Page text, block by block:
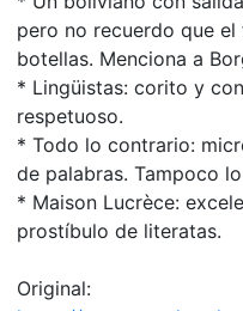
pero no recuerdo que
botellas. Menciona a
* Lingüistas: corito y
respetuoso.
* Todo lo contrario:
de palabras. Tampoco
* Maison Lucrèce:
prostíbulo de literatas.
Original: